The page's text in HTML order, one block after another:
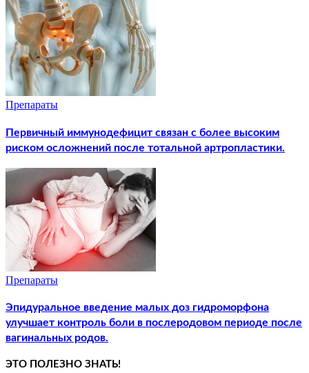
Препараты
Первичный иммунодефицит связан с более высоким
риском осложнений после тотальной артропластики.
Препараты
Эпидуральное введение малых доз гидроморфона
улучшает контроль боли в послеродовом периоде после
вагинальных родов.
ЭТО ПОЛЕЗНО ЗНАТЬ!